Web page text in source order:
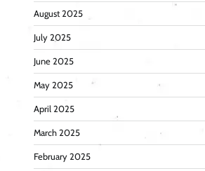
August 2025
July 2025
June 2025
May 2025
April 2025
March 2025
February 2025